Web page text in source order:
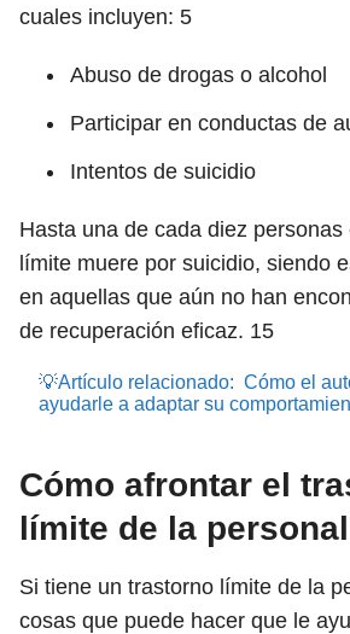
cuales incluyen: 5
Abuso de drogas o alcohol
Participar en conductas de
Intentos de suicidio
Hasta una de cada diez personas
límite muere por suicidio, siendo
en aquellas que aún no han
de recuperación eficaz. 15
💡Artículo relacionado: Cómo el
ayudarle a adaptar su
Cómo afrontar el
límite de la
Si tiene un trastorno límite de la
cosas que puede hacer que le